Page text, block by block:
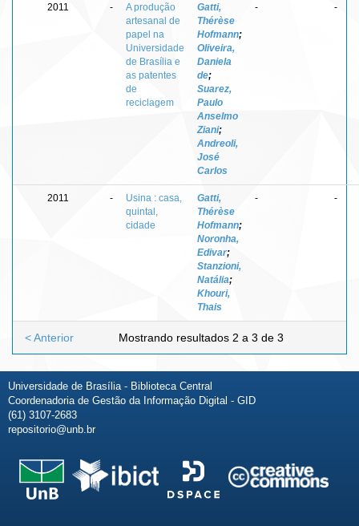
2011 -
A produção
artesanal de
papel na
Universidade
de Brasília e
as patentes
de
reciclagem
Gatti,
Thérèse
Hofmann;
Oliveira,
Daniela
de;
Suarez,
Paulo
Anselmo
Ziani;
Andreoli,
José
Carlos
- -
2011 -
Usina : casa,
quintal,
cidade
Gatti,
Thérèse
Hofmann;
Noronha,
Edivar;
Stanzioni,
Natália;
Khouri,
Thais
- -
Mostrando resultados 2 a 3 de 3
< Anterior
Universidade de Brasília - Biblioteca Central
Coordenadoria de Gestão da Informação Digital - GID
(61) 3107-2683
repositorio@unb.br